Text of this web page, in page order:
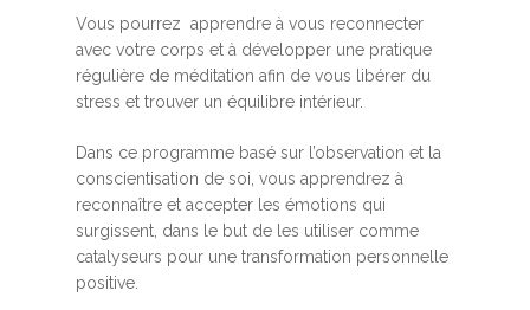
Vous pourrez apprendre à vous reconnecter
avec votre corps et à développer une pratique
régulière de méditation afin de vous libérer du
stress et trouver un équilibre intérieur.
Dans ce programme basé sur l’observation et la
conscientisation de soi, vous apprendrez à
reconnaître et accepter les émotions qui
surgissent, dans le but de les utiliser comme
catalyseurs pour une transformation personnelle
positive.